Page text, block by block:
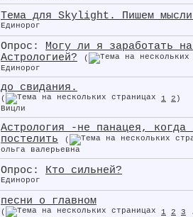
Тема для Skylight. Пишем
Единорог
Опрос:
Могу ли я заработать
Астрологией?
(
Единорог
до свидания.
( 1 2 )
Вицли
Астрология -не панацея, когда
постелить
(
ольга валерьевна
Опрос: Кто сильней?
Единорог
песни о главном
( 1 2 3